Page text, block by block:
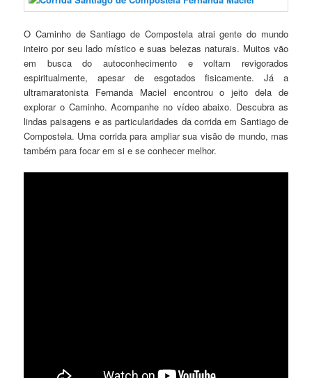
O Caminho de Santiago de Compostela atrai gente do mundo
inteiro por seu lado místico e suas belezas naturais. Muitos vão
em busca do autoconhecimento e voltam revigorados
espiritualmente, apesar de esgotados fisicamente. Já a
ultramaratonista Fernanda Maciel encontrou o jeito dela de
explorar o Caminho. Acompanhe no vídeo abaixo. Descubra as
lindas paisagens e as particularidades da corrida em Santiago de
Compostela. Uma corrida para ampliar sua visão de mundo, mas
também para focar em si e se conhecer melhor.